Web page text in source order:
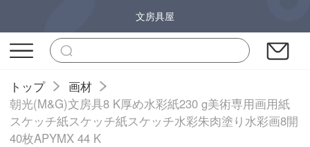
文房具屋
トップ
画材
朝光(M&G)文房具8 K厚め水彩紙230 g美術専用画用紙
スケッチ紙スケッチ紙スケッチ水彩朱肉塗り水彩画8開
40枚APYMX 44 K